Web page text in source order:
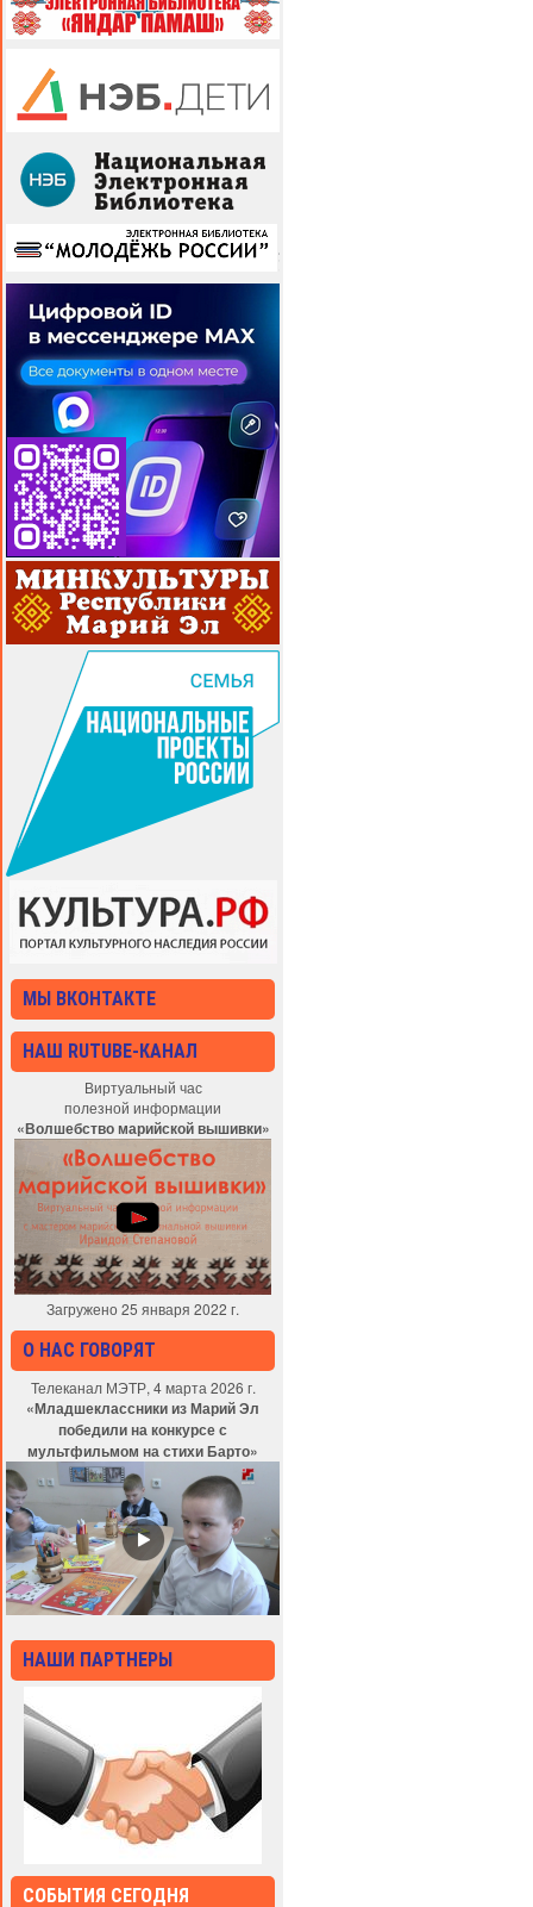
МЫ ВКОНТАКТЕ
НАШ RUTUBE-КАНАЛ
Виртуальный час
полезной информации
«Волшебство марийской вышивки»
Загружено 25 января 2022 г.
О НАС ГОВОРЯТ
Телеканал МЭТР, 4 марта 2026 г.
«Младшеклассники из Марий Эл
победили на конкурсе с
мультфильмом на стихи Барто»
НАШИ ПАРТНЕРЫ
СОБЫТИЯ СЕГОДНЯ